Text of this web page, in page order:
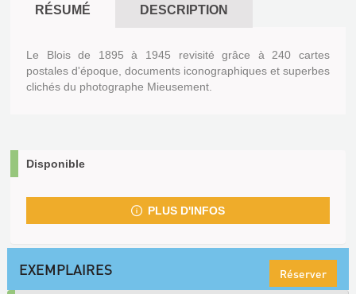
RÉSUMÉ DESCRIPTION
Le Blois de 1895 à 1945 revisité grâce à 240 cartes
postales d'époque, documents iconographiques et superbes
clichés du photographe Mieusement.
Disponible
PLUS D'INFOS
EXEMPLAIRES Réserver